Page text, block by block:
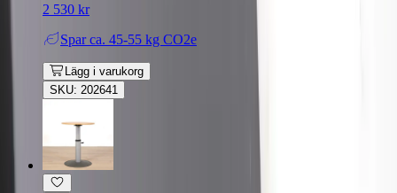
2 530 kr
Spar ca. 45-55 kg CO2e
Lägg i varukorg
SKU: 202641